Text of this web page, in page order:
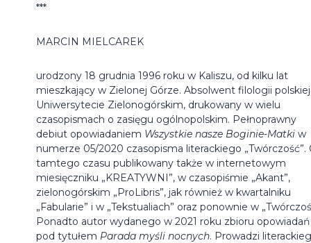
***
MARCIN MIELCAREK
urodzony 18 grudnia 1996 roku w Kaliszu, od kilku lat
mieszkający w Zielonej Górze. Absolwent filologii
Uniwersytecie Zielonogórskim, drukowany w wielu
czasopismach o zasięgu ogólnopolskim. Pełnoprawny
debiut opowiadaniem Wszystkie nasze Boginie-Matki w
numerze 05/2020 czasopisma literackiego „Twórczość”.
tamtego czasu publikowany także w internetowym
miesięczniku „KREATYWNI”, w czasopiśmie „Akant”,
zielonogórskim „ProLibris”, jak również w kwartalniku
„Fabularie” i w „Tekstualiach” oraz ponownie w
Ponadto autor wydanego w 2021 roku zbioru opowiadań
pod tytułem Parada myśli nocnych. Prowadzi